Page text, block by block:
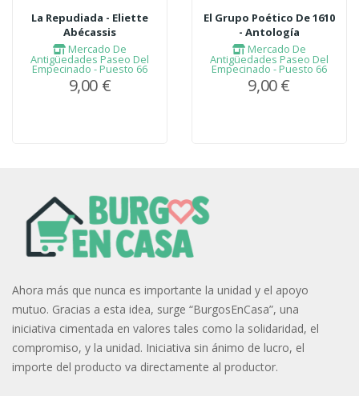
La Repudiada - Eliette
Abécassis
Mercado De
Antigüedades Paseo Del
Empecinado - Puesto 66
9,00 €
El Grupo Poético De 1610
- Antología
Mercado De
Antigüedades Paseo Del
Empecinado - Puesto 66
9,00 €
Ahora más que nunca es importante la unidad y el apoyo
mutuo. Gracias a esta idea, surge “BurgosEnCasa”, una
iniciativa cimentada en valores tales como la solidaridad, el
compromiso, y la unidad. Iniciativa sin ánimo de lucro, el
importe del producto va directamente al productor.